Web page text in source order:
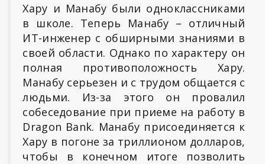
Хару и Манабу были одноклассниками
в школе. Теперь Манабу – отличный
ИТ-инженер с обширными знаниями в
своей области. Однако по характеру он
полная противоположность Хару.
Манабу серьезен и с трудом общается с
людьми. Из-за этого он провалил
собеседование при приеме на работу в
Dragon Bank. Манабу присоединяется к
Хару в погоне за триллионом долларов,
чтобы в конечном итоге позволить